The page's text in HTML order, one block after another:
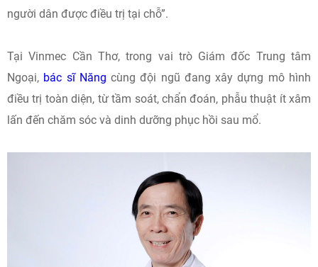
người dân được điều trị tại chỗ”.
Tại Vinmec Cần Thơ, trong vai trò Giám đốc Trung tâm
Ngoại, bác sĩ Năng cùng đội ngũ đang xây dựng mô hình
điều trị toàn diện, từ tầm soát, chẩn đoán, phẫu thuật ít xâm
lấn đến chăm sóc và dinh dưỡng phục hồi sau mổ.